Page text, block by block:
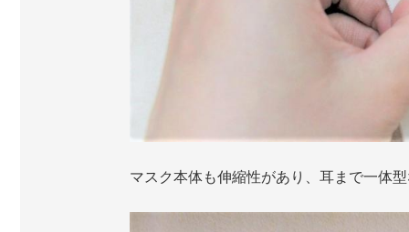
マスク本体も伸縮性があり、耳まで一体